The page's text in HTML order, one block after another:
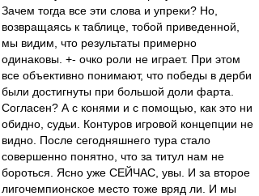
Зачем тогда все эти слова и упреки? Но,
возвращаясь к таблице, тобой приведенной,
мы видим, что результаты примерно
одинаковы. +- очко роли не играет. При этом
все объективно понимают, что победы в дерби
были достигнуты при большой доли фарта.
Согласен? А с конями и с помощью, как это ни
обидно, судьи. Контуров игровой концепции не
видно. После сегодняшнего тура стало
совершенно понятно, что за титул нам не
бороться. Ясно уже СЕЙЧАС, увы. И за второе
лигочемпионское место тоже вряд ли. И мы